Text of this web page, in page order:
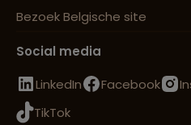
Bezoek Belgische site
Social media
LinkedIn
Facebook
TikTok